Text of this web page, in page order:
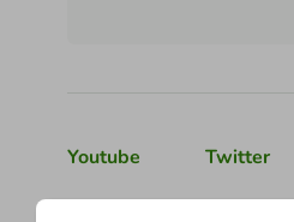
Youtube Twitter